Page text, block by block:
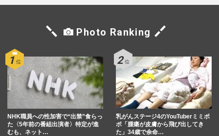
Photo Ranking
NHK職員への性加害で“出禁”食らっ
た〈5年前の番組出演者〉特定が進
むも、ネット…
乳がんステージ4のYouTuberミミポ
ポ「腫瘍が皮膚から飛び出してき
た」34歳で余命…